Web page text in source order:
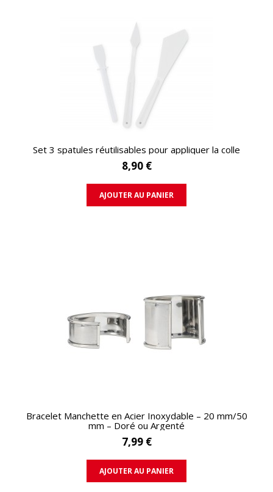
APERÇU RAPIDE
Set 3 spatules réutilisables pour appliquer la colle
8,90 €
AJOUTER AU PANIER
APERÇU RAPIDE
Bracelet Manchette en Acier Inoxydable – 20 mm/50
mm – Doré ou Argenté
7,99 €
AJOUTER AU PANIER